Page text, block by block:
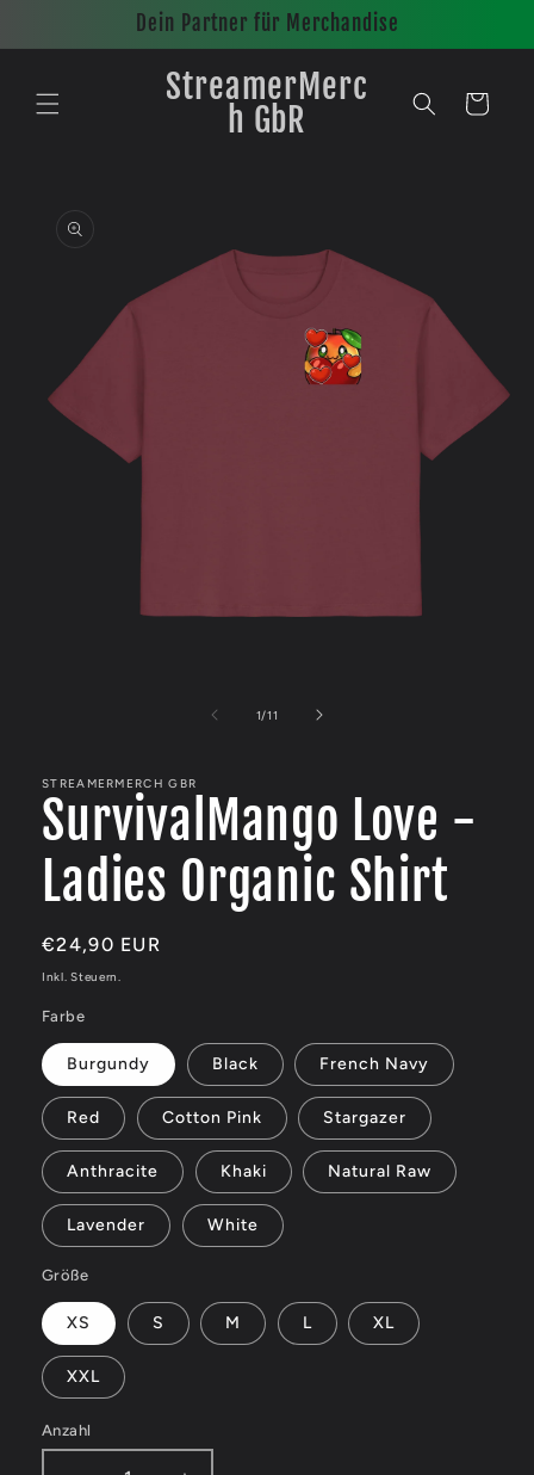
Inhalt
Dein Partner für Merchandise
StreamerMerc
h GbR
Warenkorb
1/von
11
STREAMERMERCH GBR
SurvivalMango Love -
Ladies Organic Shirt
Normaler
Preis
€24,90 EUR
Inkl. Steuern.
Farbe
Burgundy Black French Navy
Red Cotton Pink Stargazer
Anthracite Khaki Natural Raw
Lavender White
Größe
XS S M L XL
XXL
Anzahl